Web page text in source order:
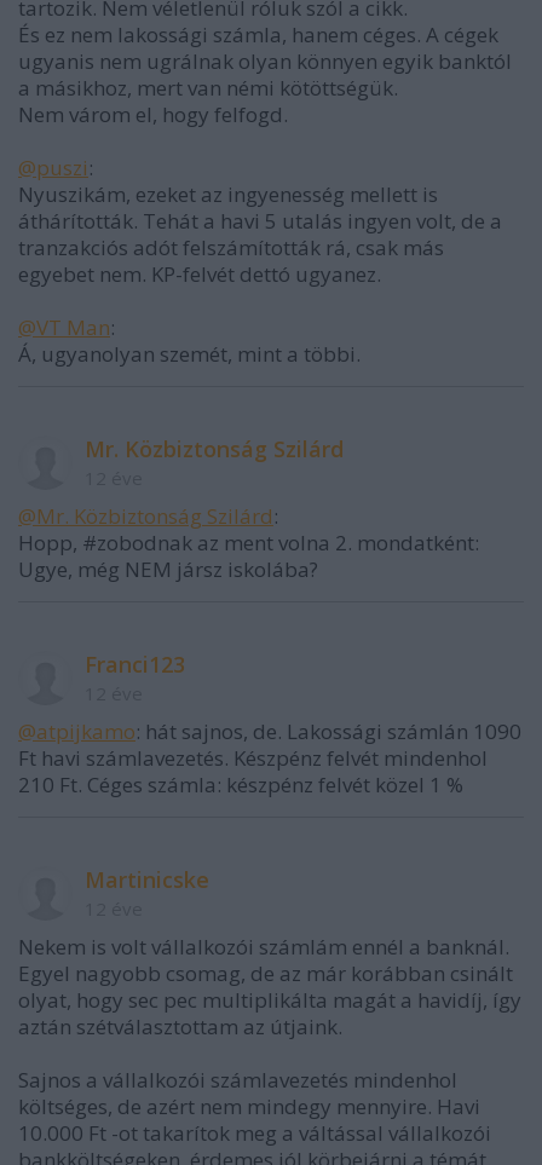
tartozik. Nem véletlenül róluk szól a cikk.
És ez nem lakossági számla, hanem céges. A cégek
ugyanis nem ugrálnak olyan könnyen egyik banktól
a másikhoz, mert van némi kötöttségük.
Nem várom el, hogy felfogd.
@puszi:
Nyuszikám, ezeket az ingyenesség mellett is
áthárították. Tehát a havi 5 utalás ingyen volt, de a
tranzakciós adót felszámították rá, csak más
egyebet nem. KP-felvét dettó ugyanez.
@VT Man:
Á, ugyanolyan szemét, mint a többi.
Mr. Közbiztonság Szilárd
@Mr. Közbiztonság Szilárd:
Hopp, #zobodnak az ment volna 2. mondatként:
Ugye, még NEM jársz iskolába?
Franci123
@atpijkamo: hát sajnos, de. Lakossági számlán 1090
Ft havi számlavezetés. Készpénz felvét mindenhol
210 Ft. Céges számla: készpénz felvét közel 1 %
Martinicske
Nekem is volt vállalkozói számlám ennél a banknál.
Egyel nagyobb csomag, de az már korábban csinált
olyat, hogy sec pec multiplikálta magát a havidíj, így
aztán szétválasztottam az útjaink.
Sajnos a vállalkozói számlavezetés mindenhol
költséges, de azért nem mindegy mennyire. Havi
10.000 Ft -ot takarítok meg a váltással vállalkozói